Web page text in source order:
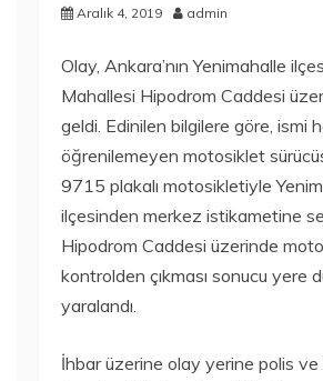
Aralık 4, 2019 admin
Olay, Ankara’nın Yenimahalle
Mahallesi Hipodrom Caddesi
geldi. Edinilen bilgilere göre, ismi
öğrenilemeyen motosiklet
9715 plakalı motosikletiyle
ilçesinden merkez istikametine
Hipodrom Caddesi üzerinde
kontrolden çıkması sonucu yere
yaralandı.
İhbar üzerine olay yerine polis